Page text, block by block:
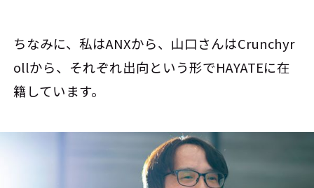
ちなみに、私はANXから、山口さんはCrunchyr
ollから、それぞれ出向という形でHAYATEに在
籍しています。